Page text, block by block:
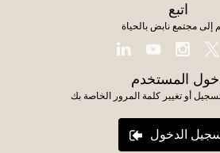
اتبع
إلى مجتمع نابض بالحياة
المستخدم
أو تغيير كلمة المرور الخاصة بك
الدخول